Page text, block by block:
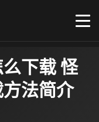
下载 怪
法简介